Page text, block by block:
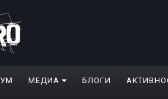
МЕДИА БЛОГИ